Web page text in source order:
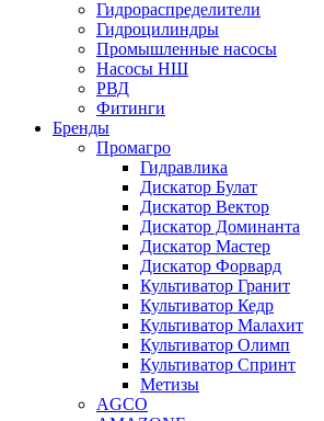
Гидрораспределители
Гидроцилиндры
Промышленные насосы
Насосы НШ
РВД
Фитинги
Бренды
Промагро
Гидравлика
Дискатор Булат
Дискатор Вектор
Дискатор Доминанта
Дискатор Мастер
Дискатор Форвард
Культиватор Гранит
Культиватор Кедр
Культиватор Малахит
Культиватор Олимп
Культиватор Спринт
Метизы
AGCO